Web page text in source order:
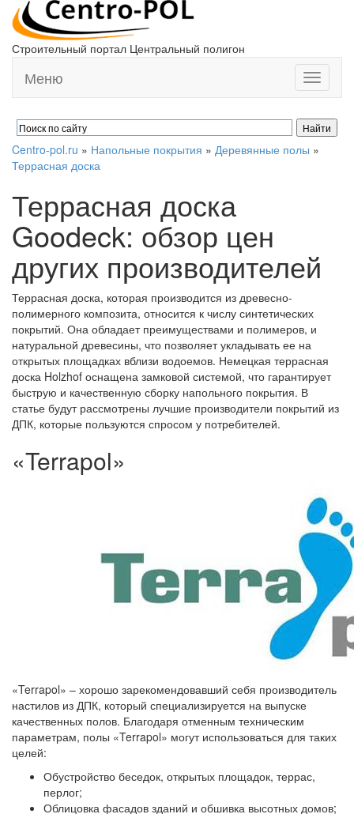
Строительный портал Центральный полигон
Toggle
Меню
Centro-pol.ru » Напольные покрытия » Деревянные полы »
Террасная доска
Террасная доска
Goodeck: обзор цен
других производителей
Террасная доска, которая производится из древесно-
полимерного композита, относится к числу синтетических
покрытий. Она обладает преимуществами и полимеров, и
натуральной древесины, что позволяет укладывать ее на
открытых площадках вблизи водоемов. Немецкая террасная
доска Holzhof оснащена замковой системой, что гарантирует
быструю и качественную сборку напольного покрытия. В
статье будут рассмотрены лучшие производители покрытий из
ДПК, которые пользуются спросом у потребителей.
«Terrapol»
«Terrapol» – хорошо зарекомендовавший себя производитель
настилов из ДПК, который специализируется на выпуске
качественных полов. Благодаря отменным техническим
параметрам, полы «Terrapol» могут использоваться для таких
целей:
Обустройство беседок, открытых площадок, террас,
перлог;
Облицовка фасадов зданий и обшивка высотных домов;